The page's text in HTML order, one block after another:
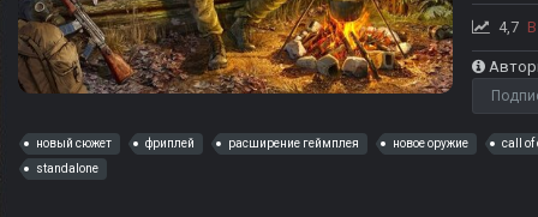
4,7
новый сюжет фриплей расширение геймплея новое оружие
call of
standalone